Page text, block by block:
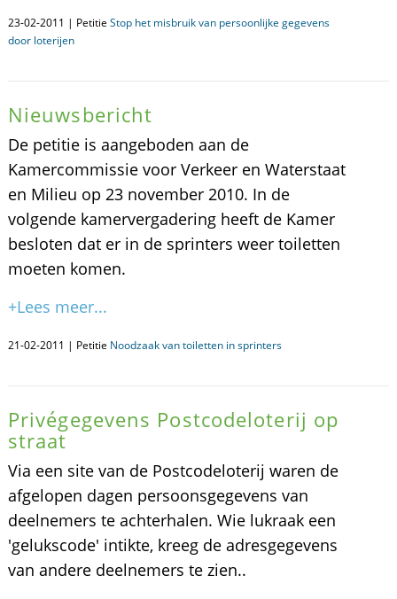
23-02-2011 | Petitie Stop het misbruik van persoonlijke gegevens
door loterijen
Nieuwsbericht
De petitie is aangeboden aan de
Kamercommissie voor Verkeer en Waterstaat
en Milieu op 23 november 2010. In de
volgende kamervergadering heeft de Kamer
besloten dat er in de sprinters weer toiletten
moeten komen.
+Lees meer...
21-02-2011 | Petitie Noodzaak van toiletten in sprinters
Privégegevens Postcodeloterij op
straat
Via een site van de Postcodeloterij waren de
afgelopen dagen persoonsgegevens van
deelnemers te achterhalen. Wie lukraak een
'gelukscode' intikte, kreeg de adresgegevens
van andere deelnemers te zien..